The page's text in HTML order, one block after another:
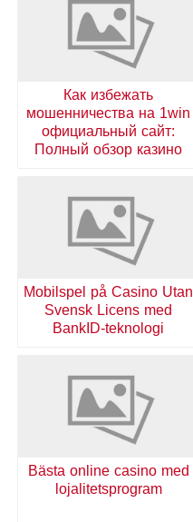
Как избежать
мошенничества на 1win
официальный сайт:
Полный обзор казино
Mobilspel på Casino Utan
Svensk Licens med
BankID-teknologi
Bästa online casino med
lojalitetsprogram